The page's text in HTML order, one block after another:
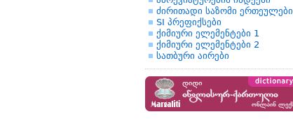
ძირითადი საზომი ერთეულები
SI პრეფიქსები
ქიმიური ელემენტები 1
ქიმიური ელემენტები 2
სათბური აირები